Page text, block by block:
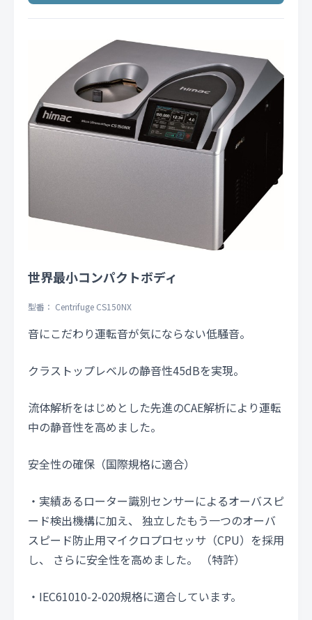
世界最小コンパクトボディ
型番： Centrifuge CS150NX
音にこだわり運転音が気にならない低騒音。
クラストップレベルの静音性45dBを実現。
流体解析をはじめとした先進のCAE解析により運転
中の静音性を高めました。
安全性の確保（国際規格に適合）
・実績あるローター識別センサーによるオーバスピ
ード検出機構に加え、 独立したもう一つのオーバ
スピード防止用マイクロプロセッサ（CPU）を採用
し、 さらに安全性を高めました。 （特許）
・IEC61010-2-020規格に適合しています。